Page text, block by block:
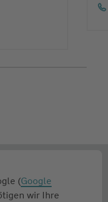
(Google
wir Ihre